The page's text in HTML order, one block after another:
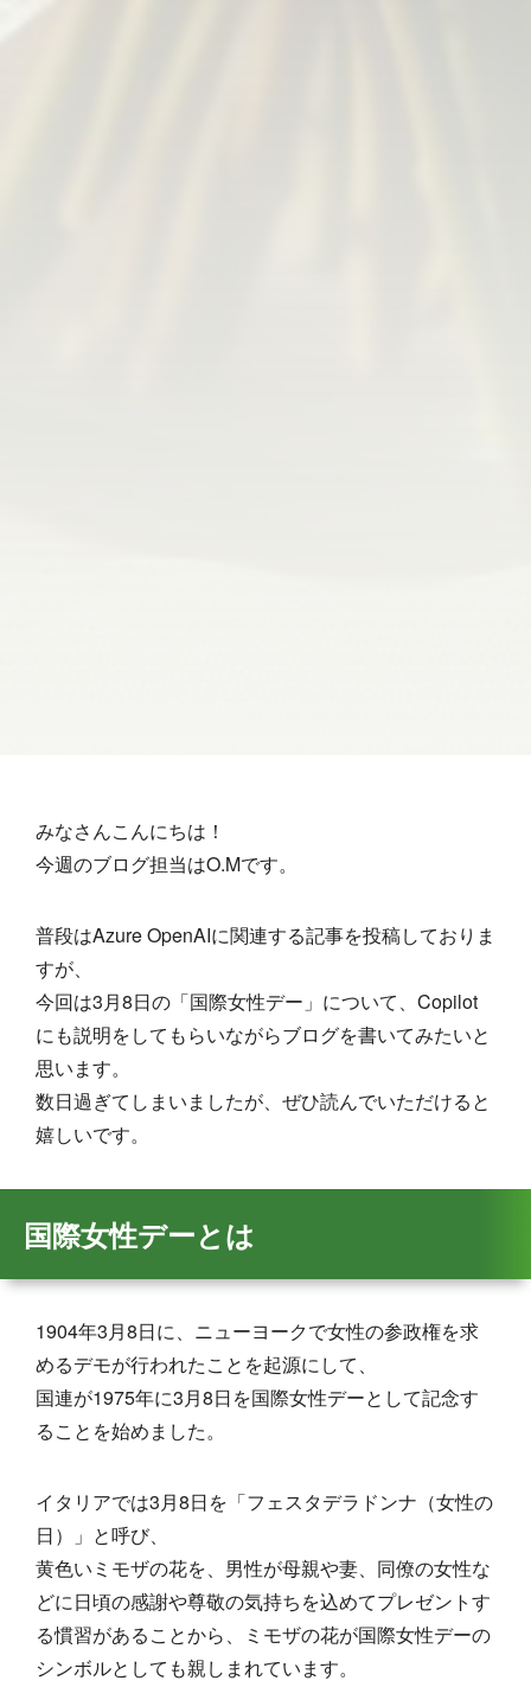
みなさんこんにちは！
今週のブログ担当はO.Mです。
普段はAzure OpenAIに関連する記事を投稿しておりま
すが、
今回は3月8日の「国際女性デー」について、Copilot
にも説明をしてもらいながらブログを書いてみたいと
思います。
数日過ぎてしまいましたが、ぜひ読んでいただけると
嬉しいです。
国際女性デーとは
1904年3月8日に、ニューヨークで女性の参政権を求
めるデモが行われたことを起源にして、
国連が1975年に3月8日を国際女性デーとして記念す
ることを始めました。
イタリアでは3月8日を「フェスタデラドンナ（女性の
日）」と呼び、
黄色いミモザの花を、男性が母親や妻、同僚の女性な
どに日頃の感謝や尊敬の気持ちを込めてプレゼントす
る慣習があることから、ミモザの花が国際女性デーの
シンボルとしても親しまれています。